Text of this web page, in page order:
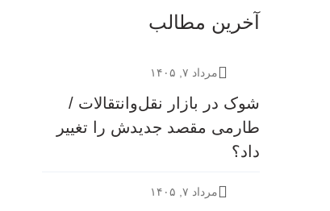
آخرین مطالب
مرداد ۷, ۱۴۰۵
شوک در بازار نقل‌وانتقالات /
طارمی مقصد جدیدش را تغییر
داد؟
مرداد ۷, ۱۴۰۵